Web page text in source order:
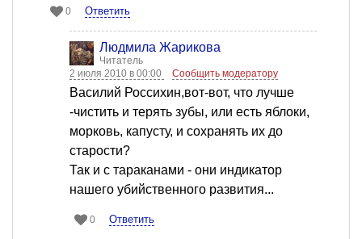
0 Ответить
Людмила Жарикова
Читатель
2 июля 2010 в 00:00
Сообщить модератору
Василий Россихин,вот-вот, что лучше
-чистить и терять зубы, или есть яблоки,
морковь, капусту, и сохранять их до
старости?
Так и с тараканами - они индикатор
нашего убийственного развития...
0 Ответить